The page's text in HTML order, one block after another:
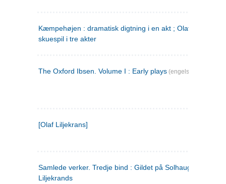
Kæmpehøjen : dramatisk digtning i en akt ; Olaf Liljekrans :
skuespil i tre akter
The Oxford Ibsen. Volume I : Early plays (engelsk)
[Olaf Liljekrans]
Samlede verker. Tredje bind : Gildet på Solhaug ; Olaf
Liljekrands